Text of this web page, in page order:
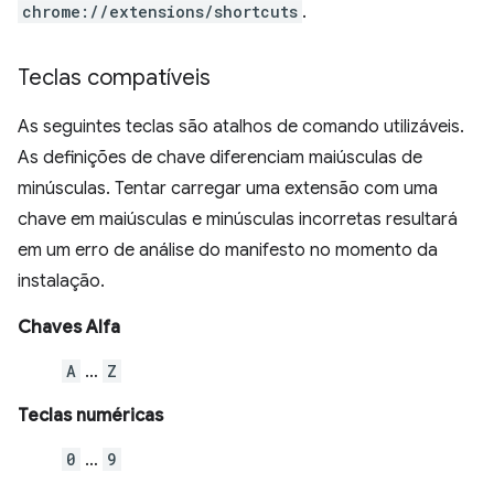
chrome://extensions/shortcuts .
Teclas compatíveis
As seguintes teclas são atalhos de comando utilizáveis.
As definições de chave diferenciam maiúsculas de
minúsculas. Tentar carregar uma extensão com uma
chave em maiúsculas e minúsculas incorretas resultará
em um erro de análise do manifesto no momento da
instalação.
Chaves Alfa
A … Z
Teclas numéricas
0 … 9